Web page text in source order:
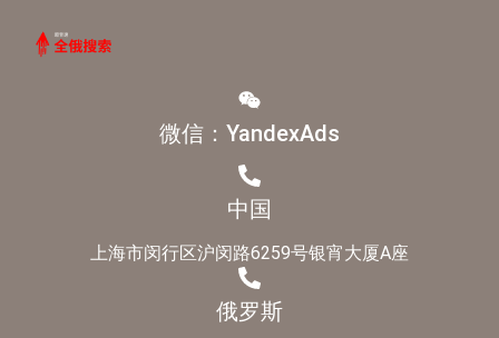
微信：YandexAds
中国
上海市闵行区沪闵路6259号银宵大厦A座
俄罗斯